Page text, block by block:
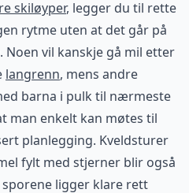
skiløyper, legger du til rette
rytme uten at det går på
Noen vil kanskje gå mil etter
langrenn, mens andre
barna i pulk til nærmeste
man enkelt kan møtes til
planlegging. Kveldsturer
fylt med stjerner blir også
ligger klare rett